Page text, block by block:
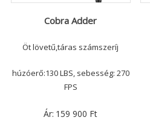
Cobra Adder
Öt lövetű,táras számszeríj
húzóerő:130 LBS, sebesség: 270
FPS
Ár: 159 900 Ft